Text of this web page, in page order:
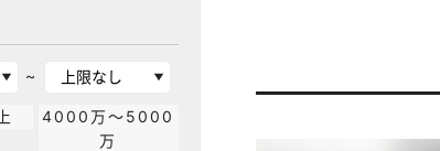
~
4000万～5000
万